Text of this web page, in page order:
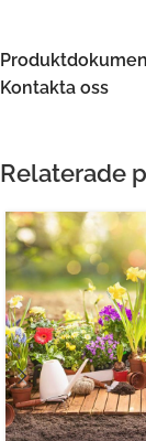
Kontakta oss
Relaterade